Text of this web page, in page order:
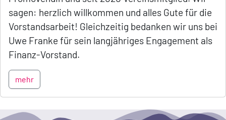
sagen: herzlich willkommen und alles Gute für die
Vorstandsarbeit! Gleichzeitig bedanken wir uns bei
Uwe Franke für sein langjähriges Engagement als
Finanz-Vorstand.
mehr